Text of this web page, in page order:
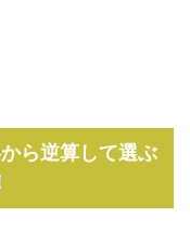
ら逆算して選ぶ